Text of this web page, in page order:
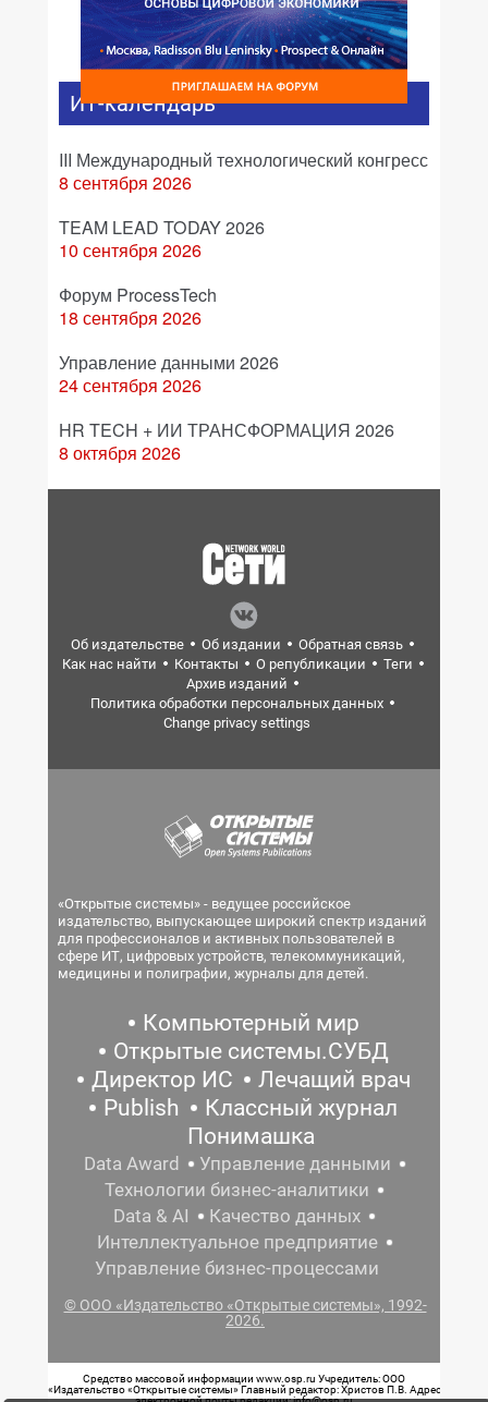
ИТ-календарь
III Международный технологический конгресс
8 сентября 2026
TEAM LEAD TODAY 2026
10 сентября 2026
Форум ProcessTech
18 сентября 2026
Управление данными 2026
24 сентября 2026
HR TECH + ИИ ТРАНСФОРМАЦИЯ 2026
8 октября 2026
Об издательстве Об издании
Обратная связь
Как нас найти
Контакты О републикации
Теги
Архив изданий
Политика обработки персональных данных
Change privacy settings
«Открытые системы» - ведущее российское
издательство, выпускающее широкий спектр изданий
для профессионалов и активных пользователей в
сфере ИТ, цифровых устройств, телекоммуникаций,
медицины и полиграфии, журналы для детей.
Компьютерный мир
Открытые системы.СУБД
Директор ИС
Лечащий врач
Publish
Классный журнал
Понимашка
Data Award
Управление данными
Технологии бизнес-аналитики
Data & AI
Качество данных
Интеллектуальное предприятие
Управление бизнес-процессами
© ООО «Издательство «Открытые системы», 1992-
2026.
Средство массовой информации www.osp.ru Учредитель: ООО
«Издательство «Открытые системы» Главный редактор: Христов П.В. Адрес